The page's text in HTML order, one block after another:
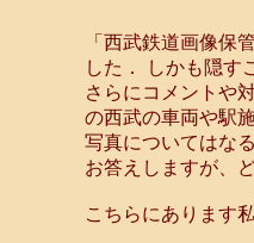
「西武鉄道画像保
した． しかも隠す
さらにコメントや
の西武の車両や駅
写真についてはな
お答えしますが、
こちらにあります